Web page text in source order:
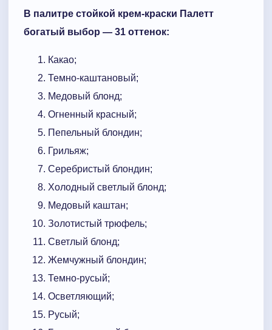
В палитре стойкой крем-краски Палетт
богатый выбор — 31 оттенок:
Какао;
Темно-каштановый;
Медовый блонд;
Огненный красный;
Пепельный блондин;
Грильяж;
Серебристый блондин;
Холодный светлый блонд;
Медовый каштан;
Золотистый трюфель;
Светлый блонд;
Жемчужный блондин;
Темно-русый;
Осветляющий;
Русый;